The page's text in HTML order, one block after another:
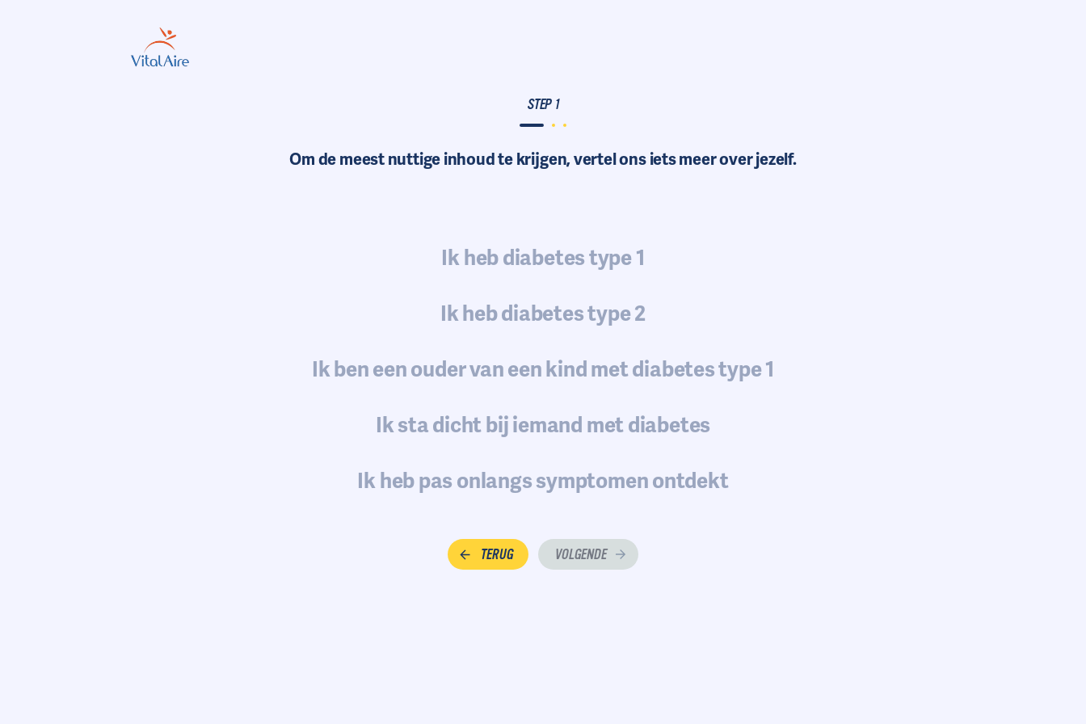
STEP 1
Om de meest nuttige inhoud te krijgen, vertel ons iets meer over jezelf.
Answer
Ik heb diabetes type 1
Ik heb diabetes type 2
Ik ben een ouder van een kind met diabetes type 1
Ik sta dicht bij iemand met diabetes
Ik heb pas onlangs symptomen ontdekt
TERUG VOLGENDE